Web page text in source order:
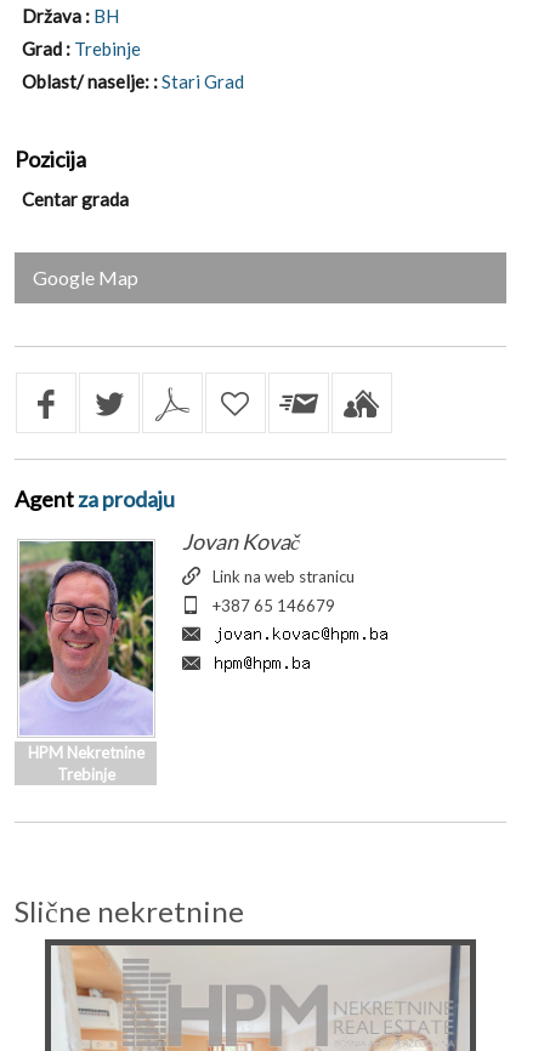
Država : BH
Grad : Trebinje
Oblast/ naselje: :Stari Grad
Pozicija
Centar grada
Google Map
Agentza prodaju
HPM Nekretnine
Trebinje
Jovan Kovač
Link na web stranicu
+387 65 146679
Slične nekretnine